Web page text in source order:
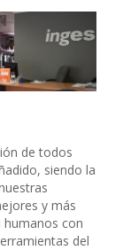
de todos
siendo la
y más
humanos con
del